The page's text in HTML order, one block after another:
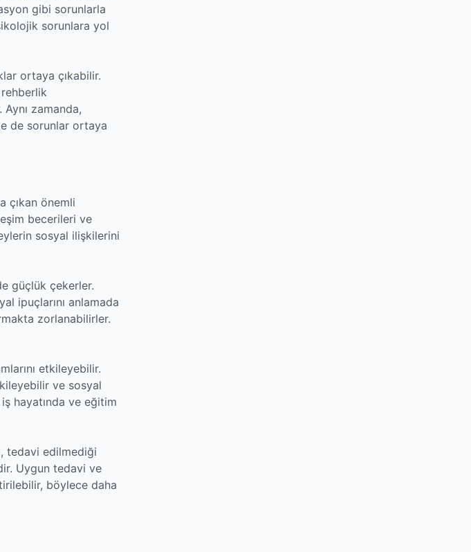
gibi sorunlarla
sorunlara yol
ortaya çıkabilir.
zamanda,
de sorunlar ortaya
çıkan önemli
becerileri ve
sosyal ilişkilerini
güçlük çekerler.
ipuçlarını anlamada
zorlanabilirler.
etkileyebilir.
ve sosyal
hayatında ve eğitim
tedavi edilmediği
Uygun tedavi ve
böylece daha